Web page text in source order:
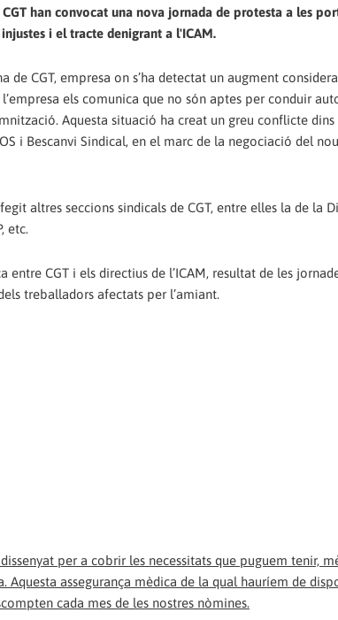
han convocat una nova jornada de protesta a les
i el tracte denigrant a l'ICAM.
CGT, empresa on s’ha detectat un augment
els comunica que no són aptes per conduir
Aquesta situació ha creat un greu conflicte dins
i Bescanvi Sindical, en el marc de la negociació del
altres seccions sindicals de CGT, entre elles la de la
etc.
CGT i els directius de l’ICAM, resultat de les
treballadors afectats per l’amiant.
per a cobrir les necessitats que puguem tenir,
assegurança mèdica de la qual hauríem de
cada mes de les nostres nòmines.